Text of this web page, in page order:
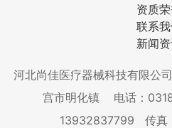
资质
联系
新闻
河北尚佳医疗器械科技有限公司
宫市明化镇
电话：
13932837799
传真